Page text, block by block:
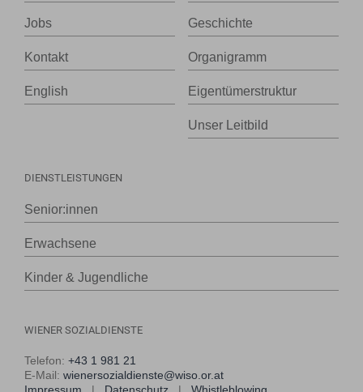
Jobs
Kontakt
English
DIENSTLEISTUNGEN
Senior:innen
Erwachsene
Kinder & Jugendliche
Geschichte
Organigramm
Eigentümerstruktur
Unser Leitbild
WIENER SOZIALDIENSTE
Telefon: +43 1 981 21
E-Mail: wienersozialdienste@wiso.or.at
Impressum | Datenschutz | Whistleblowing